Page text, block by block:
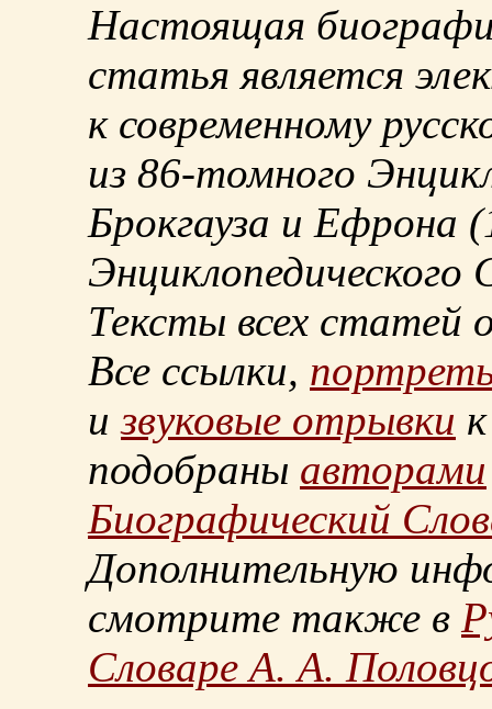
Настоящая
статья является
к современному
из 86-томного
Брокгауза и Ефрона
Энциклопедического
Тексты всех статей
Все ссылки,
извуковые отрывки
подобраны авторами
Биографический
Дополнительную
смотрите также в
Словаре А. А.